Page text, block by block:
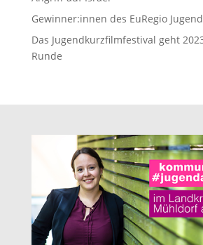
Gewinner:innen des EuRegio
Das Jugendkurzfilmfestival geht
Runde